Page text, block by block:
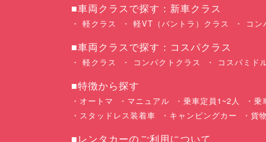
■車両クラスで探す：新車クラス
軽クラス 軽VT（バントラ）クラス コン
■車両クラスで探す：コスパクラス
軽クラス コンパクトクラス コスパミド
■特徴から探す
オートマ マニュアル 乗車定員1~2人 乗
スタッドレス装着車
キャンピングカー 貨
■レンタカーのご利用について